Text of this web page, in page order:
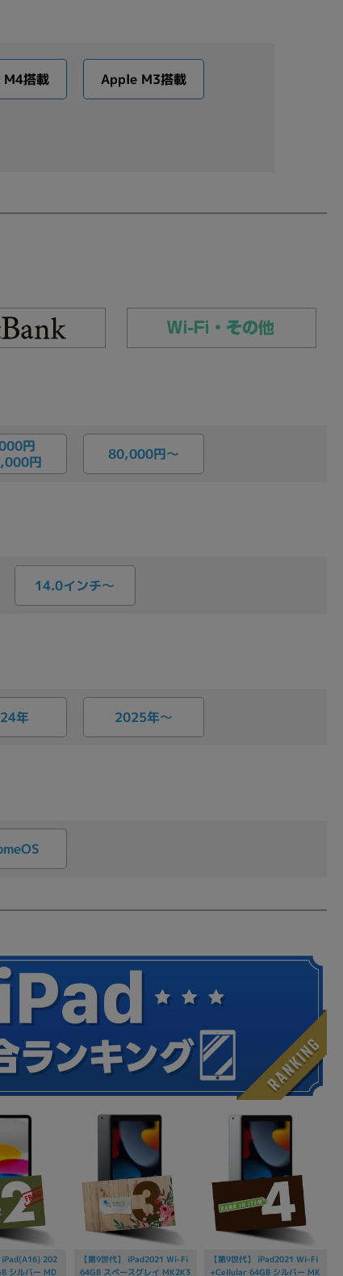
搭載 Apple M3搭載
円
円
80,000円〜
14.0インチ〜
年 2025年〜
iPad(A16) 202
シルバー MD
【第9世代】 iPad2021 Wi-Fi
64GB スペースグレイ MK2K3
【第9世代】 iPad2021 Wi-Fi
+Cellular 64GB シルバー MK